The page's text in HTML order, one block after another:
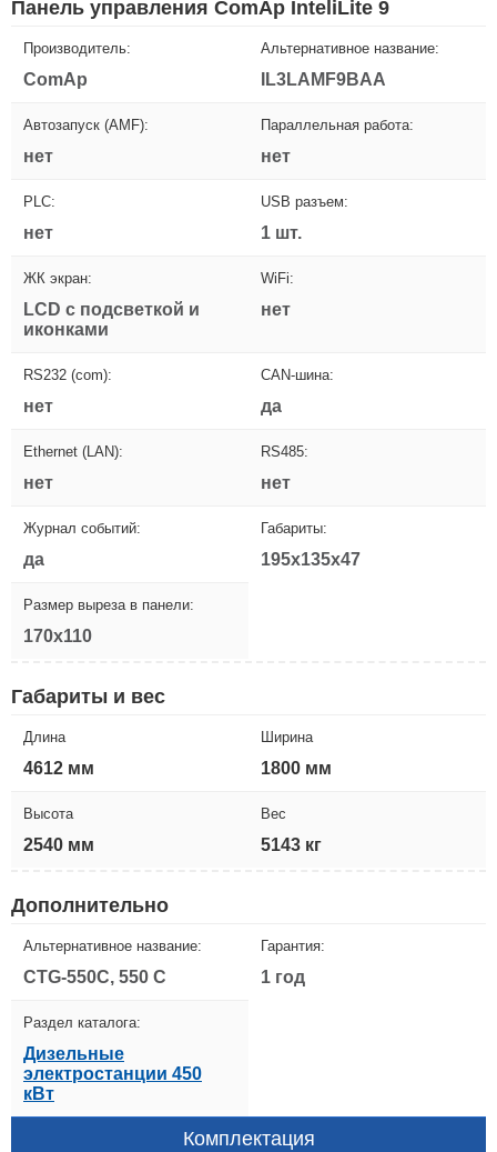
Панель управления ComAp InteliLite 9
Производитель:
ComAp
Альтернативное название:
IL3LAMF9BAA
Автозапуск (AMF):
нет
Параллельная работа:
нет
PLC:
нет
USB разъем:
1 шт.
ЖК экран:
LCD с подсветкой и
иконками
WiFi:
нет
RS232 (com):
нет
CAN-шина:
да
Ethernet (LAN):
нет
RS485:
нет
Журнал событий:
да
Габариты:
195x135x47
Размер выреза в панели:
170x110
Габариты и вес
Длина
4612 мм
Ширина
1800 мм
Высота
2540 мм
Вес
5143 кг
Дополнительно
Альтернативное название:
CTG-550C, 550 C
Гарантия:
1 год
Раздел каталога:
Дизельные
электростанции 450
кВт
Комплектация